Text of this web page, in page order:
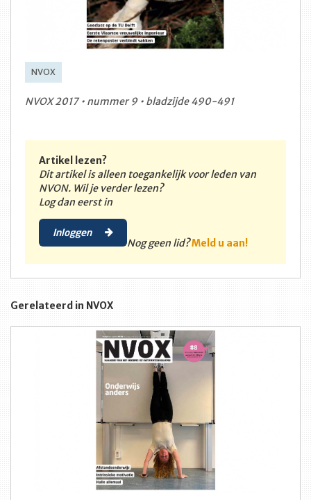
NVOX
NVOX 2017 • nummer 9 • bladzijde 490-491
Artikel lezen?
Dit artikel is alleen toegankelijk voor leden van
NVON. Wil je verder lezen?
Log dan eerst in
Inloggen
Nog geen lid?Meld u aan!
Gerelateerd in NVOX